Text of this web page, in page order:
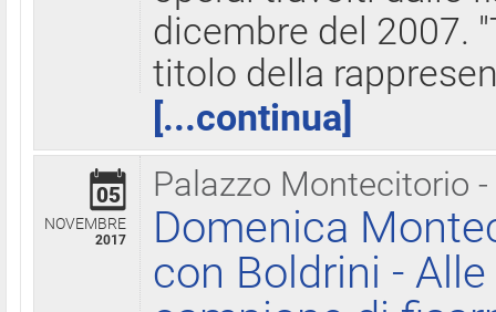
dicembre del 2007.
titolo della
[...continua]
Palazzo Montecitorio
05
NOVEMBRE
2017
Domenica
con Boldrini -